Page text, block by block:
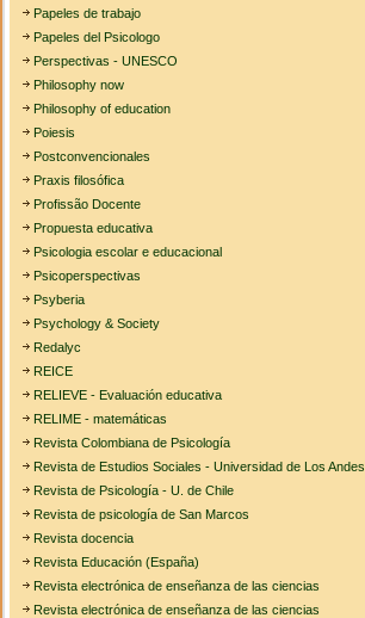
Papeles de trabajo
Papeles del Psicologo
Perspectivas - UNESCO
Philosophy now
Philosophy of education
Poiesis
Postconvencionales
Praxis filosófica
Profissão Docente
Propuesta educativa
Psicologia escolar e educacional
Psicoperspectivas
Psyberia
Psychology & Society
Redalyc
REICE
RELIEVE - Evaluación educativa
RELIME - matemáticas
Revista Colombiana de Psicología
Revista de Estudios Sociales - Universidad de Los Andes
Revista de Psicología - U. de Chile
Revista de psicología de San Marcos
Revista docencia
Revista Educación (España)
Revista electrónica de enseñanza de las ciencias
Revista electrónica de enseñanza de las ciencias